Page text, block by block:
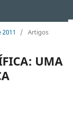
/ Artigos
UMA